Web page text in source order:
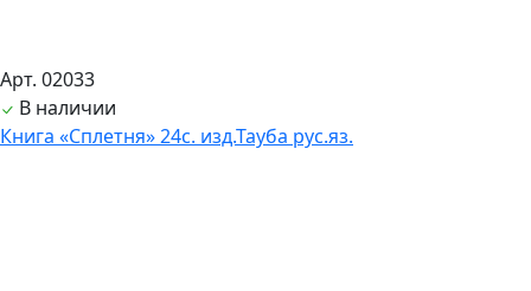
Арт. 02033
В наличии
Книга «Сплетня» 24с. изд.Тауба рус.яз.